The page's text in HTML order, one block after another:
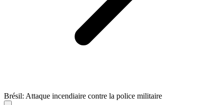
Brésil: Attaque incendiaire contre la police militaire